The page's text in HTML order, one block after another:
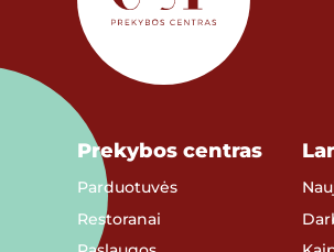
Prekybos centras
Parduotuvės
Restoranai